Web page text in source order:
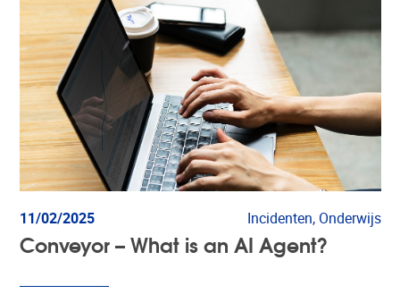
11/02/2025 Incidenten, Onderwijs
Conveyor – What is an AI Agent?